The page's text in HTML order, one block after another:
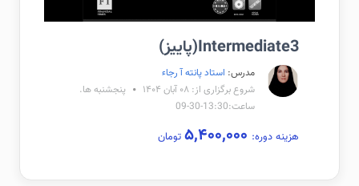
Intermediate3(پاییز)
مدرس: استاد پانته آ رجاء
شروع برگزاری از: ۰۸ آبان ۱۴۰۴
پنجشنبه ها.
ساعت:13:30-30-09
هزینه دوره: تومان